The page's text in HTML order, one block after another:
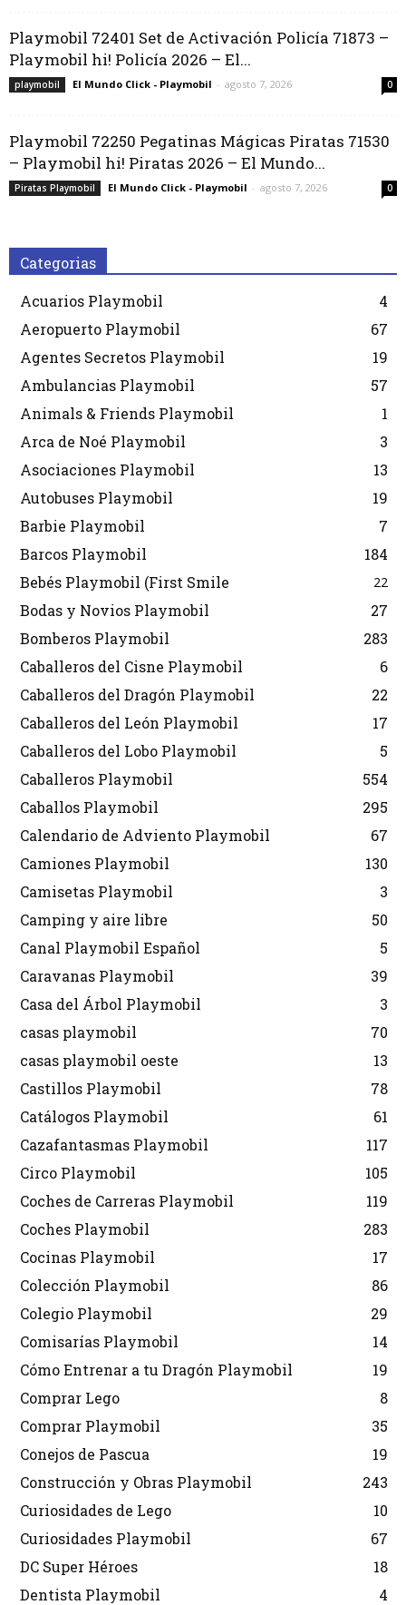
Playmobil 72401 Set de Activación Policía 71873 –
Playmobil hi! Policía 2026 – El...
playmobil El Mundo Click - Playmobil - agosto 7, 2026 0
Playmobil 72250 Pegatinas Mágicas Piratas 71530
– Playmobil hi! Piratas 2026 – El Mundo...
Piratas Playmobil El Mundo Click - Playmobil - agosto 7, 2026 0
Categorias
Acuarios Playmobil
4
Aeropuerto Playmobil
67
Agentes Secretos Playmobil
19
Ambulancias Playmobil
57
Animals & Friends Playmobil
1
Arca de Noé Playmobil
3
Asociaciones Playmobil
13
Autobuses Playmobil
19
Barbie Playmobil
7
Barcos Playmobil
184
Bebés Playmobil (First Smile
22
Bodas y Novios Playmobil
27
Bomberos Playmobil
283
Caballeros del Cisne Playmobil
6
Caballeros del Dragón Playmobil
22
Caballeros del León Playmobil
17
Caballeros del Lobo Playmobil
5
Caballeros Playmobil
554
Caballos Playmobil
295
Calendario de Adviento Playmobil
67
Camiones Playmobil
130
Camisetas Playmobil
3
Camping y aire libre
50
Canal Playmobil Español
5
Caravanas Playmobil
39
Casa del Árbol Playmobil
3
casas playmobil
70
casas playmobil oeste
13
Castillos Playmobil
78
Catálogos Playmobil
61
Cazafantasmas Playmobil
117
Circo Playmobil
105
Coches de Carreras Playmobil
119
Coches Playmobil
283
Cocinas Playmobil
17
Colección Playmobil
86
Colegio Playmobil
29
Comisarías Playmobil
14
Cómo Entrenar a tu Dragón Playmobil
19
Comprar Lego
8
Comprar Playmobil
35
Conejos de Pascua
19
Construcción y Obras Playmobil
243
Curiosidades de Lego
10
Curiosidades Playmobil
67
DC Super Héroes
18
Dentista Playmobil
4